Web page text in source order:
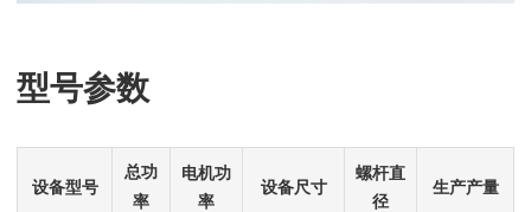
型号参数
设备型号
总功
率
电机功
率
设备尺寸
螺杆直
径
生产产量